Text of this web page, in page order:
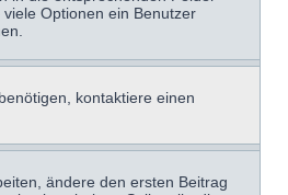
Optionen ein Benutzer
kontaktiere einen
ändere den ersten Beitrag